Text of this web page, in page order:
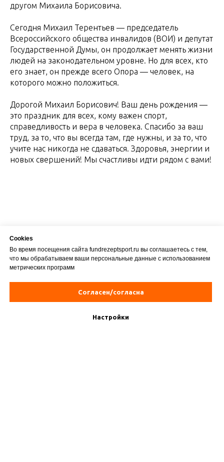
другом Михаила Борисовича.
Сегодня Михаил Терентьев — председатель
Всероссийского общества инвалидов (ВОИ) и депутат
Государственной Думы, он продолжает менять жизни
людей на законодательном уровне. Но для всех, кто
его знает, он прежде всего Опора — человек, на
которого можно положиться.
Дорогой Михаил Борисович! Ваш день рождения —
это праздник для всех, кому важен спорт,
справедливость и вера в человека. Спасибо за ваш
труд, за то, что вы всегда там, где нужны, и за то, что
учите нас никогда не сдаваться. Здоровья, энергии и
новых свершений! Мы счастливы идти рядом с вами!
Cookies
Во время посещения сайта fundrezeptsport.ru вы соглашаетесь с тем,
что мы обрабатываем ваши персональные данные с использованием
метрических программ
Согласен/согласна
Настройки